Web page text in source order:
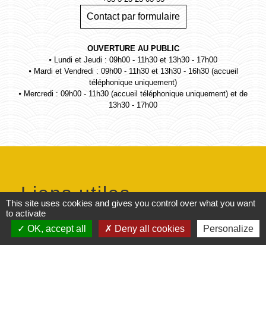
Contact par formulaire
OUVERTURE AU PUBLIC
⦁ Lundi et Jeudi : 09h00 - 11h30 et 13h30 - 17h00
⦁ Mardi et Vendredi : 09h00 - 11h30 et 13h30 - 16h30 (accueil
téléphonique uniquement)
⦁ Mercredi : 09h00 - 11h30 (accueil téléphonique uniquement) et de
13h30 - 17h00
Liens utiles
INTERCOMMUNALITÉ (Communauté
d'Agglomération du Pays de Laon)
This site uses cookies and gives you control over what you want
to activate
OK, accept all
Deny all cookies Personalize